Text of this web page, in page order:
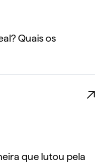
Quais os
que lutou pela